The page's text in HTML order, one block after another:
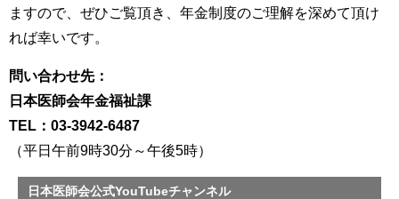
ますので、ぜひご覧頂き、年金制度のご理解を深めて頂け
れば幸いです。
問い合わせ先：
日本医師会年金福祉課
TEL：03-3942-6487
（平日午前9時30分～午後5時）
日本医師会公式YouTubeチャンネル